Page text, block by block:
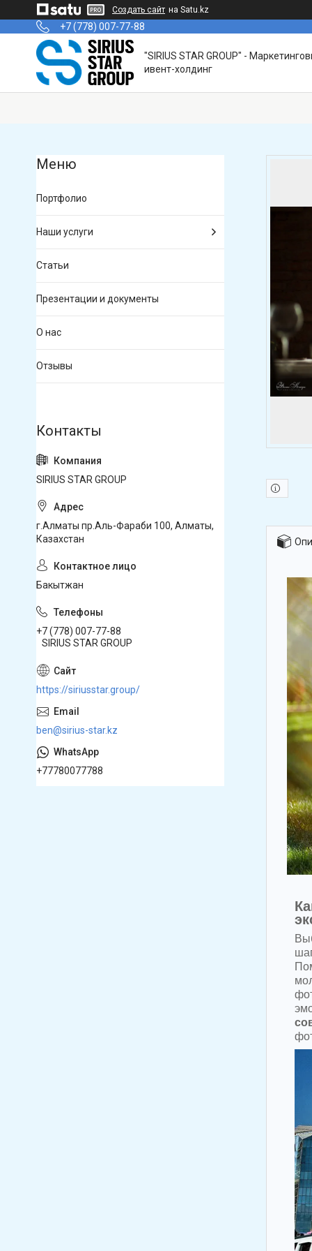
Создать сайт на Satu.kz
+7 (778) 007-77-88
"SIRIUS STAR GROUP" -
ивент-холдинг
Портфолио
Наши услуги
Статьи
Презентации и документы
О нас
Отзывы
SIRIUS STAR GROUP
г.Алматы пр.Аль-Фараби 100, Алматы,
Казахстан
Бакытжан
+7 (778) 007-77-88
SIRIUS STAR GROUP
https://siriusstar.group/
ben@sirius-star.kz
+77780077788